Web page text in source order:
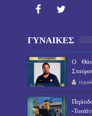
ΓΥΝΑΙΚΕΣ
O
-